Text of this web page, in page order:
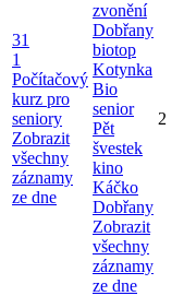
31
1
Počítačový
kurz pro
seniory
Zobrazit
všechny
záznamy
ze dne
zvonění
Dobřany
biotop
Kotynka
Bio
senior
Pět
švestek
kino
Káčko
Dobřany
Zobrazit
všechny
záznamy
ze dne
2